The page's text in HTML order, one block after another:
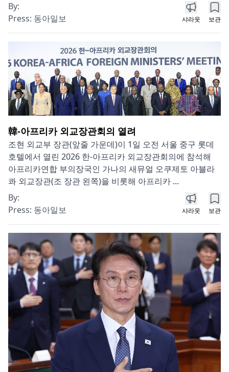
By:
Press: 동아일보 샤라웃 보관
韓-아프리카 외교장관회의 열려
조현 외교부 장관(앞줄 가운데)이 1일 오전 서울 중구 롯데
호텔에서 열린 2026 한-아프리카 외교장관회의에 참석해
아프리카연합 부의장국인 가나의 새뮤얼 오쿠제토 아블라
콰 외교장관(조 장관 왼쪽)을 비롯해 아프리카 ...
By:
Press: 동아일보 샤라웃 보관